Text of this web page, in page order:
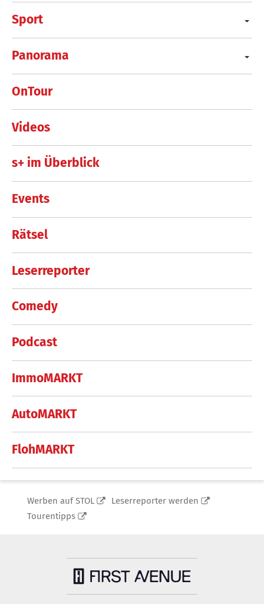
Sport
Panorama
OnTour
Videos
s+ im Überblick
Events
Rätsel
Leserreporter
Comedy
Podcast
ImmoMARKT
AutoMARKT
FlohMARKT
Werben auf STOL
Leserreporter werden
Tourentipps